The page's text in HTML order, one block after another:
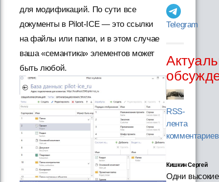
для модификаций. По сути все
документы в Pilot-ICE — это ссылки
на файлы или папки, и в этом случае
ваша «семантика» элементов может
быть любой.
Telegram
RSS-
лента
комментариев
Кишкин Сергей
Одни высокие